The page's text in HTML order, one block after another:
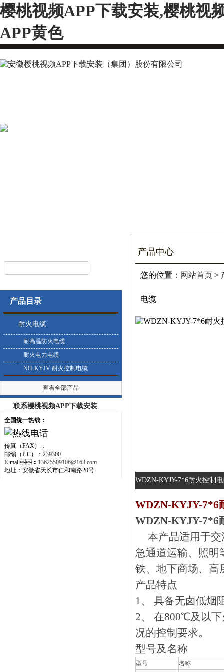
樱桃视频APP下载安装,樱桃视
APP黄色
产品目录
耐火电缆
耐高温防火电缆
耐火电力电缆
NH-KYJV 耐火控制电缆
查看全部产品
联系樱桃视频APP下载安装
全国统一热线：
传真（FAX）：
邮编（P.C）：239300
E-mail： 13625509106@163.com
地址：安徽省天长市仁和南路20号
产品中心
您的位置： 网站首页 >
电缆
WDZN-KYJY-7*6耐火控制电缆
WDZN-KYJY-7*6
WDZN-KYJY-7*6
本产品适用于交流
急通道运输、照明
铁、地下商场
产品特点
1、 具备无卤低
2、 在800℃及以
况的控制要求。
型号及名称
型号
名称